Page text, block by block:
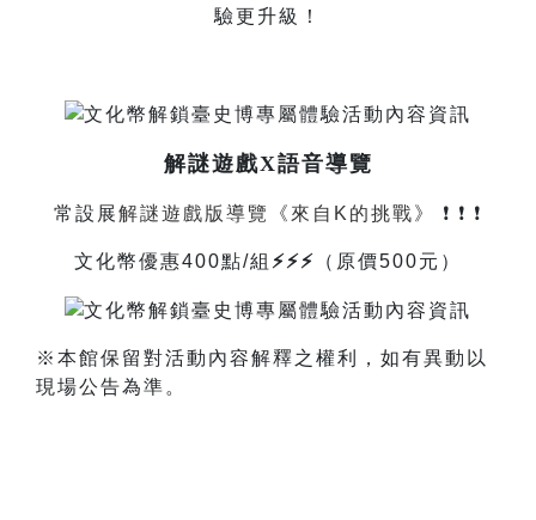
驗更升級！
解謎遊戲X語音導覽
常設展解謎遊戲版導覽《來自K的挑戰》 ❗️ ❗️ ❗️
文化幣優惠400點/組 ⚡⚡⚡ （原價500元）
※本館保留對活動內容解釋之權利，如有異動以
現場公告為準。